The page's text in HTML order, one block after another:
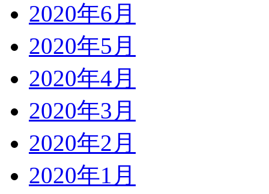
2020年6月
2020年5月
2020年4月
2020年3月
2020年2月
2020年1月